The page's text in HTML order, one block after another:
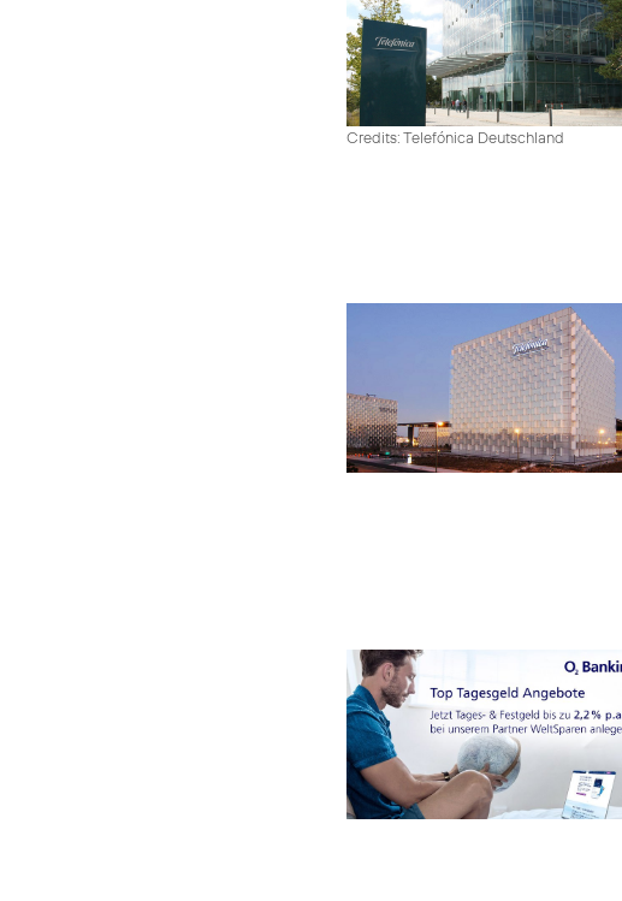
Credits: Telefónica Deutschland